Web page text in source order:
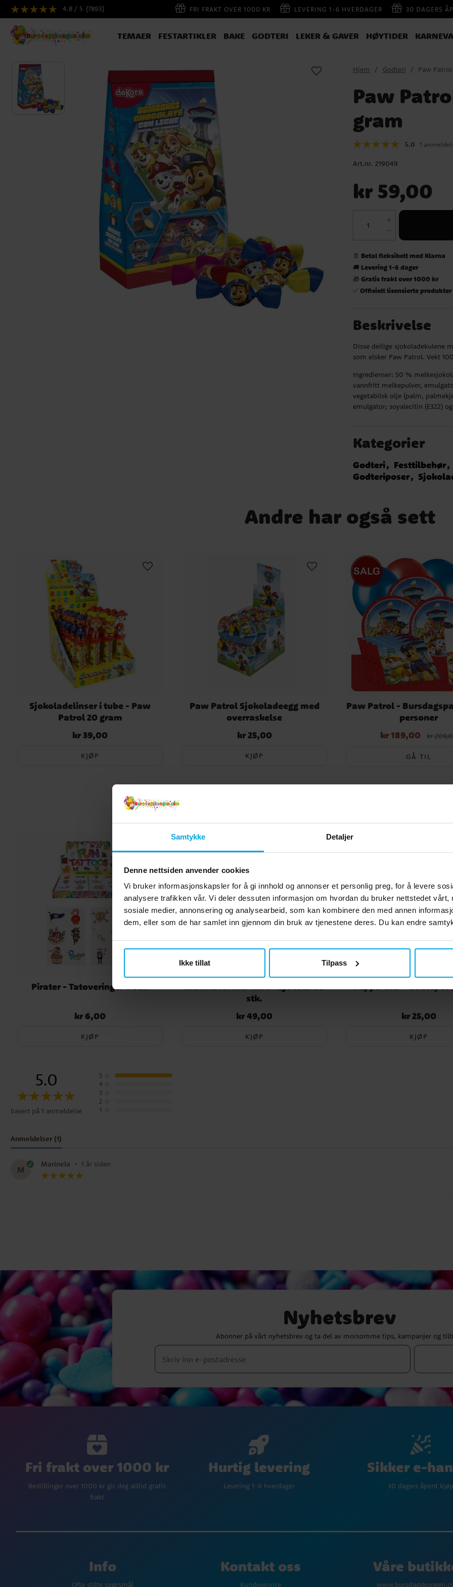
Samtykke Detaljer
Denne nettsiden anvender cookies
Vi bruker informasjonskapsler for å gi innhold og annonser et personlig preg, for å levere
analysere trafikken vår. Vi deler dessuten informasjon om hvordan du bruker nettstedet vårt,
sosiale medier, annonsering og analysearbeid, som kan kombinere den med annen
dem, eller som de har samlet inn gjennom din bruk av tjenestene deres. Du kan endre
Ikke tillat Tilpass
4.8 / 5 (7893) FRI FRAKT OVER 1000 KR LEVERING 1-6 HVERDAGER 30 DAGERS
TEMAER FESTARTIKLER BAKE GODTERI LEKER & GAVER HØYTIDER
Hjem Godteri Paw
Paw
gram
5.0 1
Art.nr. 219049
kr 59,00
📄 Betal fleksibelt med Klarna
🚚 Levering 1-6 dager
🎁Gratis frakt over 1000 kr
✅Offisielt lisensierte produkter
Beskrivelse
Disse deilige sjokoladekulene
som elsker Paw Patrol. Vekt
Ingredienser: 50 %
vannfritt melkepulver,
vegetabilsk olje (palm,
emulgator; soyalecitin (E322)
Kategorier
Godteri Festtilbehør
Godteriposer
Andre har også sett
Sjokoladelinser i tube - Paw
Patrol 20 gram
Pris :kr 39,00
kr 39,00
KJØP
Paw Patrol Sjokoladeegg med
overraskelse
Pris :kr 25,00
kr 25,00
KJØP
Paw Patrol -
personer
Nåværende pris:kr 189,00
pris:kr 209,00
kr 189,00 kr
GÅ TIL
Pirater - Tatoveringer 6 stk.
Pris :kr 6,00
kr 6,00
KJØP
Muffinsformer Mini - Lyseblå 60
stk.
Pris :kr 49,00
kr 49,00
KJØP
Peppa Gris -
Pris :kr 25,00
kr 25,00
KJØP
5.0
basert på 1 anmeldelse
5
4
3
2
1
Anmeldelser (1)
M
Marinela • 1 år siden
Nyhetsbrev
Abonner på vårt nyhetsbrev og ta del av morsomme tips, kampanjer og
Fri frakt over 1000 kr
Bestillinger over 1000 kr gir deg alltid gratis
frakt
Hurtig levering
Levering 1-6 hverdager
Sikker e-
30 dagers åpent kjøp
Info
Ofte stilte spørsmål
Kontakt oss
Kundeservice
Våre